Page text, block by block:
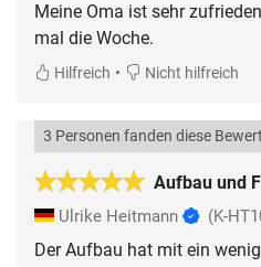
Meine Oma ist sehr
mal die Woche.
Hilfreich • Nicht hilfreich
Aufbau und
3 Personen fanden diese
Ulrike Heitmann (K-
Der Aufbau hat mit ein